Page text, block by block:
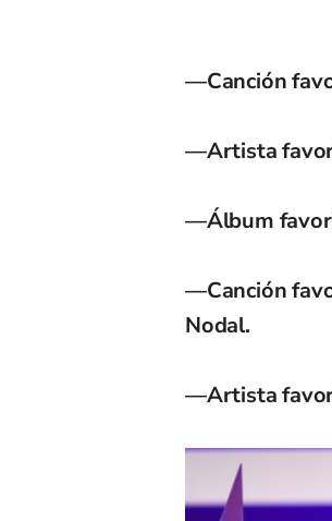
—Canción
—Artista
—Álbum
—Canción
Nodal.
—Artista